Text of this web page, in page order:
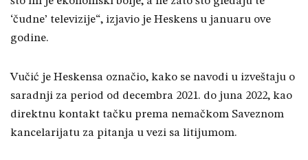
‘čudne’ televizije“, izjavio je Heskens u januaru ove
godine.
Vučić je Heskensa označio, kako se navodi u izveštaju o
saradnji za period od decembra 2021. do juna 2022, kao
direktnu kontakt tačku prema nemačkom Saveznom
kancelarijatu za pitanja u vezi sa litijumom.